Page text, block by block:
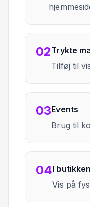
02Trykte
Tilføj til
03Events
Brug til
04I butikken
Vis på